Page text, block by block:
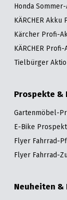
Honda
KÄRCHER
Kärcher Profi-
KÄRCHER
Tielbürger
Prospekte &
Gartenmöbel-
E-Bike
Flyer Fahrrad-
Flyer Fahrrad-
Neuheiten